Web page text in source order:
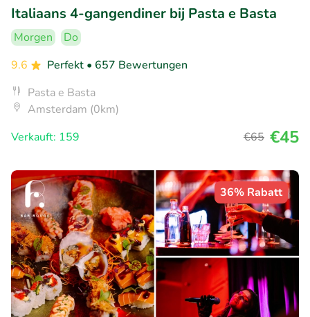
Italiaans 4-gangendiner bij Pasta e Basta
Morgen
Do
9.6
Perfekt • 657 Bewertungen
Pasta e Basta
Amsterdam (0km)
Verkauft: 159
€65 €45
36% Rabatt